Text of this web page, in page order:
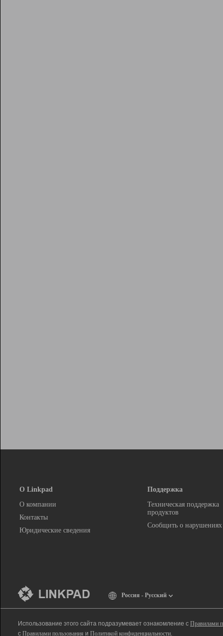
О Linkpad
О компании
Контакты
Юридические сведения
Поддержка
Техническая поддержка
продуктов
Сообщить о нарушениях
Россия - Русский
Использование этого сайта подразумевает ознакомление с Правилами
с Правилами пользования и Политикой конфиденциальности.